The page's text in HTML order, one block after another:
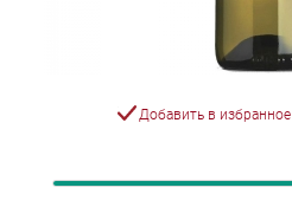
Добавить в избранное